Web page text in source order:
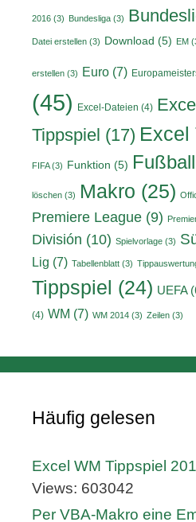
2016 (3) Bundesliga (3)
Datei erstellen (3) Download (5) EM
erstellen (3) Euro (7)
(45)
Excel-Dateien (4)
Tippspiel (17) Excel
FIFA(3) Funktion (5) Fußball
löschen (3) Makro (25)
Premiere League (9)
División (10) Spielvorlage (3)
Lig (7) Tabellenblatt (3)
Tippspiel (24) UEFA
(4) WM (7) WM 2014 (3) Zeilen (3)
Häufig gelesen
Excel WM Tippspiel
Views: 603042
Per VBA-Makro eine